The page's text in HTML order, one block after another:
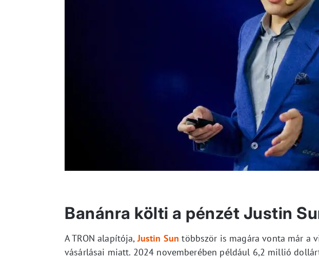
Banánra költi a pénzét Justin
A TRON alapítója,Justin Sun többször is magára vonta már a
vásárlásai miatt. 2024 novemberében például 6,2 millió